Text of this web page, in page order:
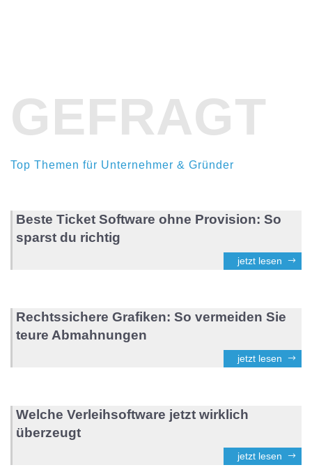
GEFRAGT
Top Themen für Unternehmer & Gründer
Beste Ticket Software ohne Provision: So
sparst du richtig
jetzt lesen
Rechtssichere Grafiken: So vermeiden Sie
teure Abmahnungen
jetzt lesen
Welche Verleihsoftware jetzt wirklich
überzeugt
jetzt lesen